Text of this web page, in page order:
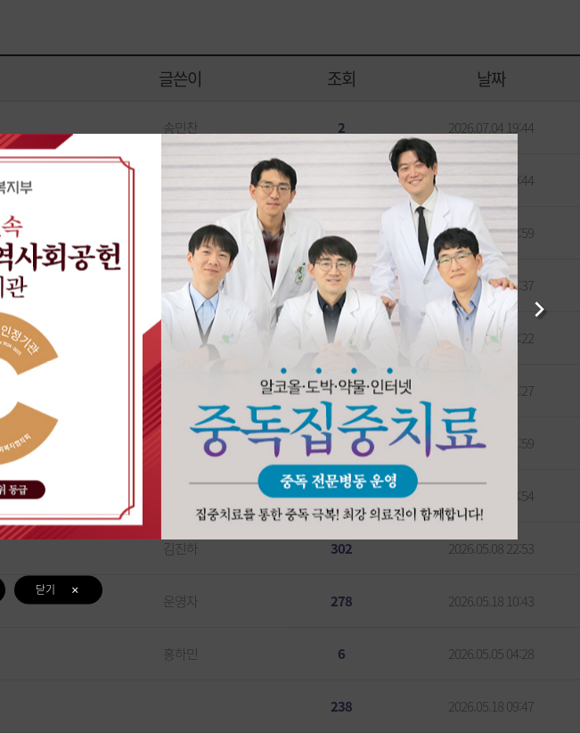
글쓴이 조회
날짜
송민찬 2 2026.07.04 19:44
2026.07.06 09:44
박두배 259 2026.05.22 12:59
운영자 276 2026.06.01 11:37
7 2026.05.21 23:22
283 2026.06.01 11:27
223 2026.05.19 01:59
271 2026.05.21 08:54
김진하 302 2026.05.08 22:53
운영자 278 2026.05.18 10:43
홍하민 6 2026.05.05 04:28
238 2026.05.18 09:47
Next
닫기